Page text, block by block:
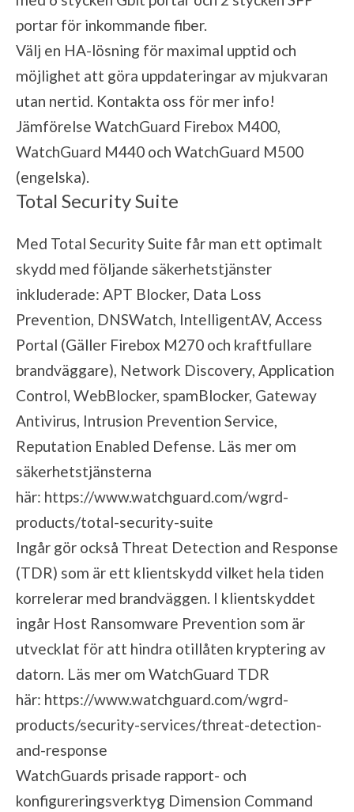
portar för inkommande fiber.
Välj en HA-lösning för maximal upptid och
möjlighet att göra uppdateringar av mjukvaran
utan nertid. Kontakta oss för mer info!
Jämförelse WatchGuard Firebox M400,
WatchGuard M440 och WatchGuard M500
(engelska).
Total Security Suite
Med Total Security Suite får man ett optimalt
skydd med följande säkerhetstjänster
inkluderade: APT Blocker, Data Loss
Prevention, DNSWatch, IntelligentAV, Access
Portal (Gäller Firebox M270 och kraftfullare
brandväggare), Network Discovery, Application
Control, WebBlocker, spamBlocker, Gateway
Antivirus, Intrusion Prevention Service,
Reputation Enabled Defense. Läs mer om
säkerhetstjänsterna
här: https://www.watchguard.com/wgrd-
products/total-security-suite
Ingår gör också Threat Detection and Response
(TDR) som är ett klientskydd vilket hela tiden
korrelerar med brandväggen. I klientskyddet
ingår Host Ransomware Prevention som är
utvecklat för att hindra otillåten kryptering av
datorn. Läs mer om WatchGuard TDR
här: https://www.watchguard.com/wgrd-
products/security-services/threat-detection-
and-response
WatchGuards prisade rapport- och
konfigureringsverktyg Dimension Command